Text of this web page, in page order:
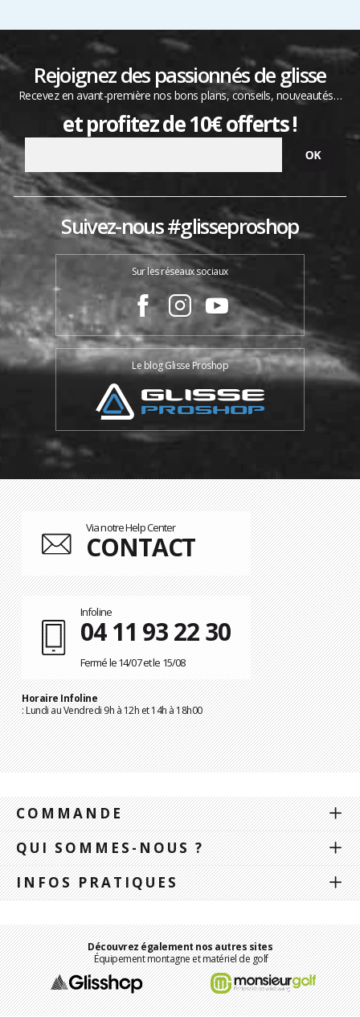
Rejoignez des passionnés de glisse
Recevez en avant-première nos bons plans, conseils, nouveautés…
et profitez de 10€ offerts !
Suivez-nous #glisseproshop
Sur les réseaux sociaux
Le blog Glisse Proshop
Via notre Help Center
CONTACT
Infoline
04 11 93 22 30
Fermé le 14/07 et le 15/08
Horaire Infoline
: Lundi au Vendredi 9h à 12h et 14h à 18h00
COMMANDE
QUI SOMMES-NOUS ?
INFOS PRATIQUES
Découvrez également nos autres sites
Équipement montagne et matériel de golf